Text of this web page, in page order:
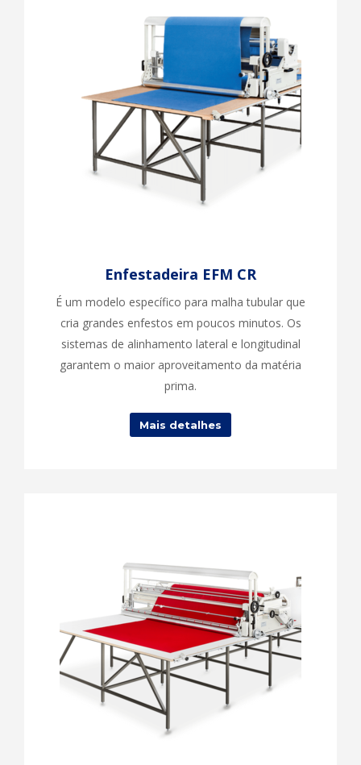
Enfestadeira EFM CR
É um modelo específico para malha tubular que
cria grandes enfestos em poucos minutos. Os
sistemas de alinhamento lateral e longitudinal
garantem o maior aproveitamento da matéria
prima.
Mais detalhes